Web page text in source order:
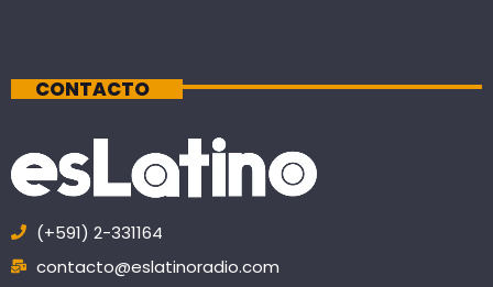
CONTACTO
(+591) 2-331164
contacto@eslatinoradio.com